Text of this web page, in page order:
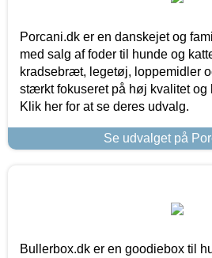
Porcani.dk er en danskejet og
med salg af foder til hunde og
kradsebræt, legetøj, loppemidler
stærkt fokuseret på høj kvalitet og
Klik her for at se deres udvalg.
Se udvalget på
Bullerbox.dk er en goodiebox til